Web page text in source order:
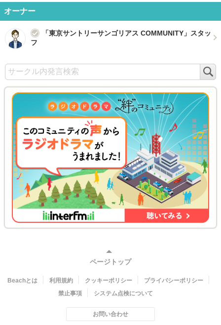
オーナー
「東京サントリーサンゴリアス COMMUNITY」スタッ
フ
索
ページトップ
Beachとは 利用規約 クッキーポリシー
プライバシーポリシー
禁止事項
システム点検について
お問い合わせ